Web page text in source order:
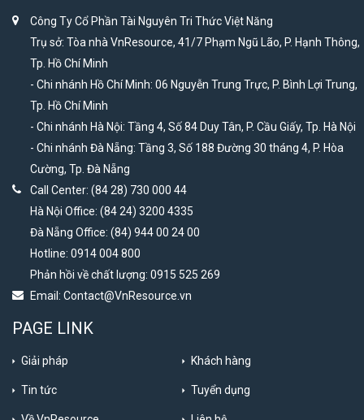
Công Ty Cổ Phần Tài Nguyên Tri Thức Việt Năng
Trụ sở: Tòa nhà VnResource, 41/7 Phạm Ngũ Lão, P. Hạnh Thông,
Tp. Hồ Chí Minh
- Chi nhánh Hồ Chí Minh: 06 Nguyễn Trung Trực, P. Bình Lợi Trung,
Tp. Hồ Chí Minh
- Chi nhánh Hà Nội: Tầng 4, Số 84 Duy Tân, P. Cầu Giấy, Tp. Hà Nội
- Chi nhánh Đà Nẵng: Tầng 3, Số 188 Đường 30 tháng 4, P. Hòa
Cường, Tp. Đà Nẵng
Call Center: (84 28) 730 000 44
Hà Nội Office: (84 24) 3200 4335
Đà Nẵng Office: (84) 944 00 24 00
Hotline: 0914 004 800
Phản hồi về chất lượng: 0915 525 269
Email: Contact@VnResource.vn
PAGE LINK
Giải pháp Khách hàng
Tin tức Tuyển dụng